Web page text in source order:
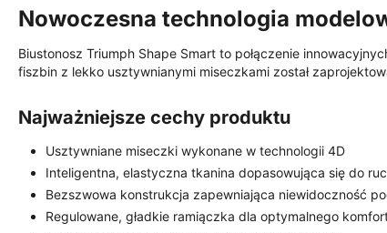
Nowoczesna technologia
Biustonosz Triumph Shape Smart to połączenie
fiszbin z lekko usztywnianymi miseczkami został
Najważniejsze cechy produktu
Usztywniane miseczki wykonane w technologii 4D
Inteligentna, elastyczna tkanina dopasowująca się do
Bezszwowa konstrukcja zapewniająca niewidoczność
Regulowane, gładkie ramiączka dla optymalnego